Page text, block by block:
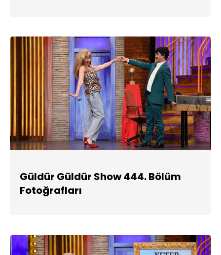
Güldür Güldür Show 444. Bölüm
Fotoğrafları